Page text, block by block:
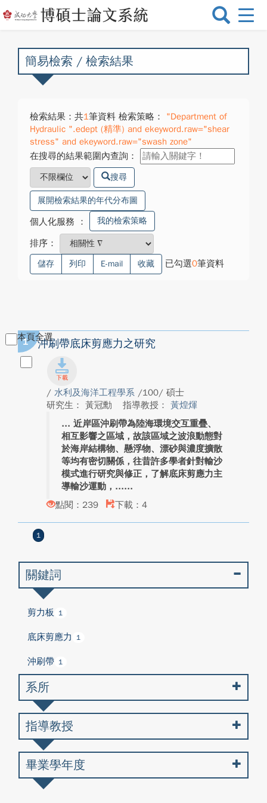
選
換
簡易檢索 / 檢索結果
檢索結果：共1筆資料 檢索策略：
"Department of
Hydraulic ".edept (精準) and ekeyword.raw="shear
stress" and ekeyword.raw="swash zone"
在搜尋的結果範圍內查詢：
搜尋
展開檢索結果的年代分布圖
個人化服務 ： 我的檢索策略
排序：
儲存 列印 E-mail 收藏 已勾選0筆資料
本頁全選
1 沖刷帶底床剪應力之研究
/ 水利及海洋工程學系 /100/ 碩士
研究生： 黃冠勳
指導教授： 黃煌煇
近岸區沖刷帶為陸海環境交互重疊、
相互影響之區域，故該區域之波浪動態對
於海岸結構物、懸浮物、漂砂與濃度擴散
等均有密切關係，往昔許多學者針對輸沙
模式進行研究與修正，了解底床剪應力主
導輸沙運動，...
點閱：239
下載：4
1
關鍵詞
剪力板 1
底床剪應力 1
沖刷帶 1
系所
指導教授
畢業學年度